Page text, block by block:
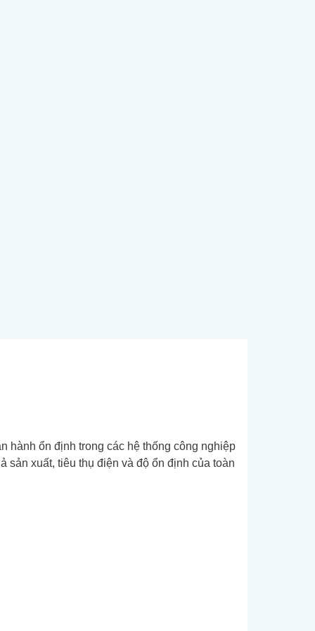
hành ổn định trong các hệ thống công nghiệp
xuất, tiêu thụ điện và độ ổn định của toàn